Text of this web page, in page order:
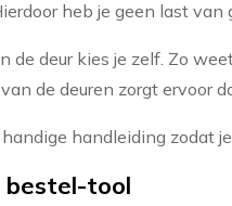
heb je geen last
de deur kies je zelf. Zo
de deuren zorgt ervoor
handleiding zodat
bestel-tool